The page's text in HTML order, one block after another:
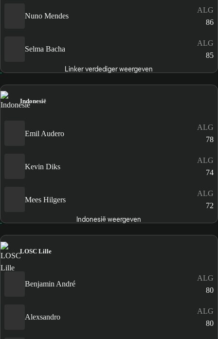
Nuno Mendes
ALG
86
Selma Bacha
ALG
85
Linker verdediger weergeven
Indonesië
Emil Audero
ALG
78
Kevin Diks
ALG
74
Mees Hilgers
ALG
72
Indonesië weergeven
LOSC Lille
Benjamin André
ALG
80
Alexsandro
ALG
80